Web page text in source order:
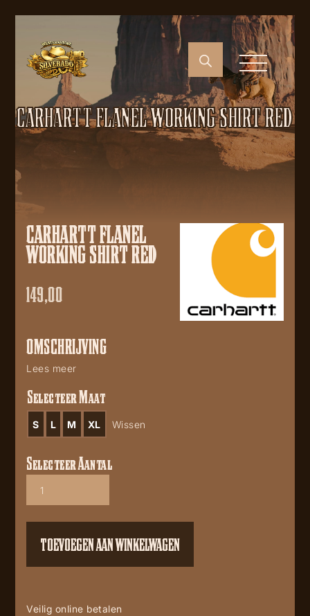
CARHARTT FLANEL WORKING SHIRT RED
CARHARTT FLANEL
WORKING SHIRT RED
149,00
OMSCHRIJVING
Lees meer
Selecteer Maat
S L M XL Wissen
Carhartt
working
aantal
Selecteer Aantal
TOEVOEGEN AAN WINKELWAGEN
Veilig online betalen